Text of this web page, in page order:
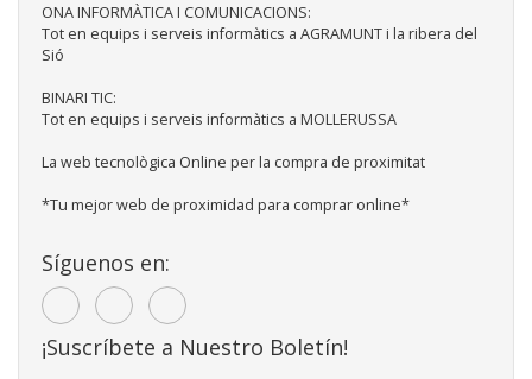
ONA INFORMÀTICA I COMUNICACIONS:
Tot en equips i serveis informàtics a AGRAMUNT i la ribera del
Sió
BINARI TIC:
Tot en equips i serveis informàtics a MOLLERUSSA
La web tecnològica Online per la compra de proximitat
*Tu mejor web de proximidad para comprar online*
Síguenos en:
¡Suscríbete a Nuestro Boletín!